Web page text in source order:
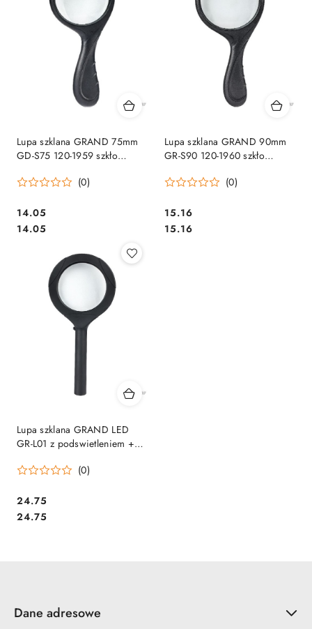
Lupa szklana GRAND 75mm
GD-S75 120-1959 szkło
(0)
Cena:
14.05
Cena:
14.05
Lupa szklana GRAND 90mm
GR-S90 120-1960 szkło
(0)
Cena:
15.16
Cena:
15.16
Lupa szklana GRAND LED
GR-L01 z podswietleniem +
(0)
Cena:
24.75
Cena:
24.75
Dane adresowe